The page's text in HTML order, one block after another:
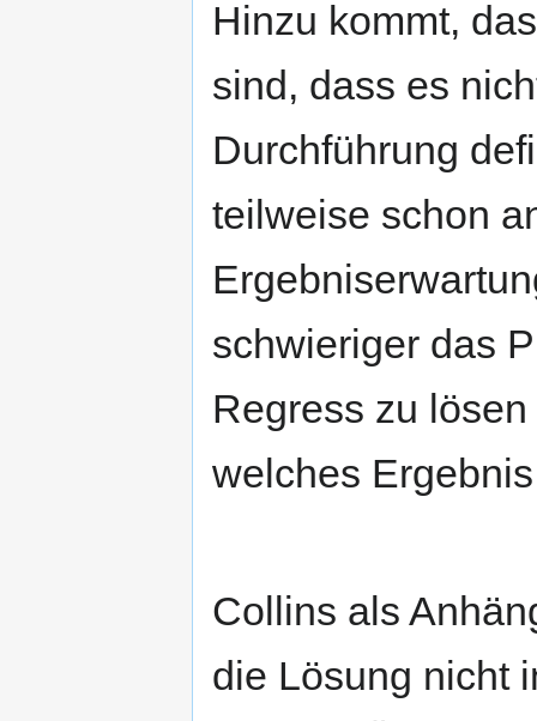
Hinzu kommt,
sind, dass es
Durchführung
teilweise schon
schwieriger das
Regress zu
welches
Collins als
die Lösung nicht